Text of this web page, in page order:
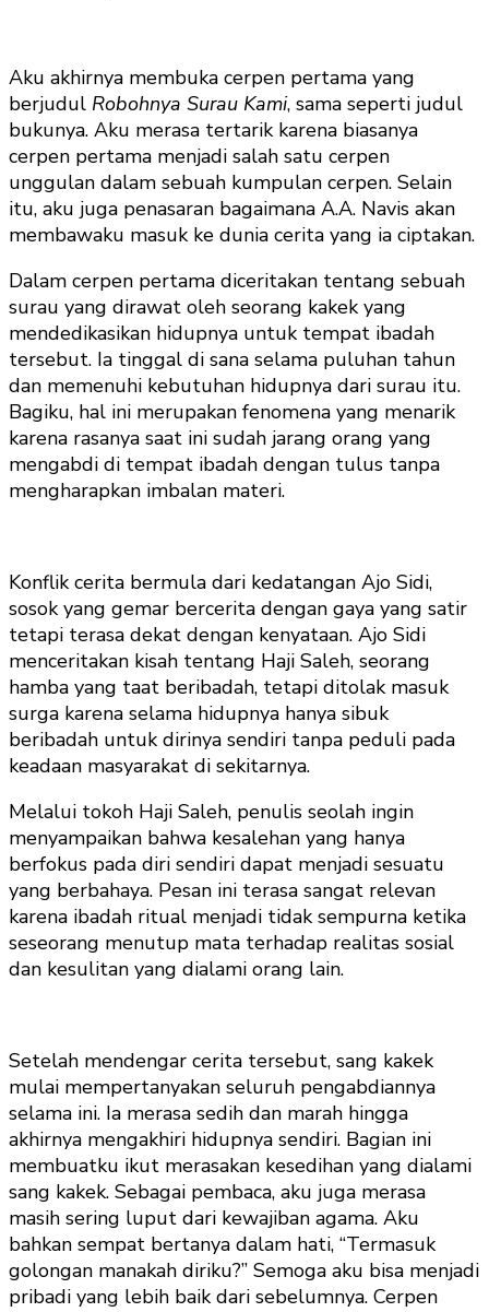
Aku akhirnya membuka cerpen pertama yang
berjudul Robohnya Surau Kami, sama seperti judul
bukunya. Aku merasa tertarik karena biasanya
cerpen pertama menjadi salah satu cerpen
unggulan dalam sebuah kumpulan cerpen. Selain
itu, aku juga penasaran bagaimana A.A. Navis akan
membawaku masuk ke dunia cerita yang ia ciptakan.
Dalam cerpen pertama diceritakan tentang sebuah
surau yang dirawat oleh seorang kakek yang
mendedikasikan hidupnya untuk tempat ibadah
tersebut. Ia tinggal di sana selama puluhan tahun
dan memenuhi kebutuhan hidupnya dari surau itu.
Bagiku, hal ini merupakan fenomena yang menarik
karena rasanya saat ini sudah jarang orang yang
mengabdi di tempat ibadah dengan tulus tanpa
mengharapkan imbalan materi.
Konflik cerita bermula dari kedatangan Ajo Sidi,
sosok yang gemar bercerita dengan gaya yang satir
tetapi terasa dekat dengan kenyataan. Ajo Sidi
menceritakan kisah tentang Haji Saleh, seorang
hamba yang taat beribadah, tetapi ditolak masuk
surga karena selama hidupnya hanya sibuk
beribadah untuk dirinya sendiri tanpa peduli pada
keadaan masyarakat di sekitarnya.
Melalui tokoh Haji Saleh, penulis seolah ingin
menyampaikan bahwa kesalehan yang hanya
berfokus pada diri sendiri dapat menjadi sesuatu
yang berbahaya. Pesan ini terasa sangat relevan
karena ibadah ritual menjadi tidak sempurna ketika
seseorang menutup mata terhadap realitas sosial
dan kesulitan yang dialami orang lain.
Setelah mendengar cerita tersebut, sang kakek
mulai mempertanyakan seluruh pengabdiannya
selama ini. Ia merasa sedih dan marah hingga
akhirnya mengakhiri hidupnya sendiri. Bagian ini
membuatku ikut merasakan kesedihan yang dialami
sang kakek. Sebagai pembaca, aku juga merasa
masih sering luput dari kewajiban agama. Aku
bahkan sempat bertanya dalam hati, “Termasuk
golongan manakah diriku?” Semoga aku bisa menjadi
pribadi yang lebih baik dari sebelumnya. Cerpen